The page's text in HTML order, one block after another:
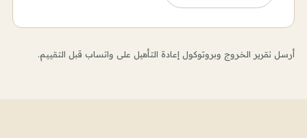
أرسل تقرير الخروج وبروتوكول إعادة التأهيل على واتساب قبل التقييم.